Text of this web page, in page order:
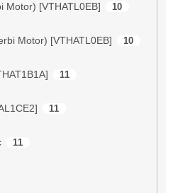
Motor) [VTHATL0EB] 10
Motor) [VTHATL0EB] 10
11
11
11